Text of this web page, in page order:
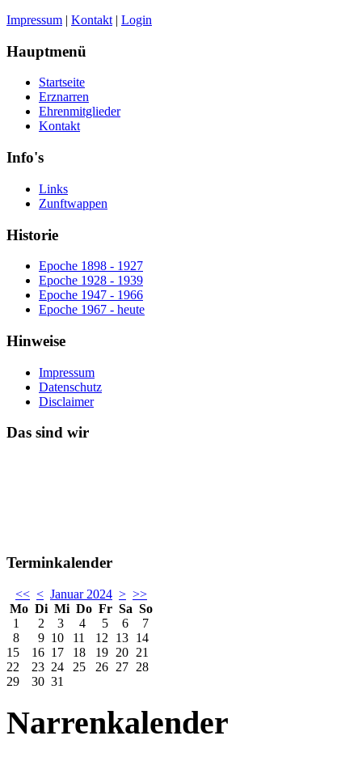
Impressum | Kontakt | Login
Hauptmenü
Startseite
Erznarren
Ehrenmitglieder
Kontakt
Info's
Links
Zunftwappen
Historie
Epoche 1898 - 1927
Epoche 1928 - 1939
Epoche 1947 - 1966
Epoche 1967 - heute
Hinweise
Impressum
Datenschutz
Disclaimer
Das sind wir
Terminkalender
<< < Januar 2024 > >>
Mo Di Mi Do Fr Sa So
1
2 3 4 5 6
7
8
9 10 11 12 13 14
15
16 17 18 19 20 21
22
23 24 25 26 27 28
29
30 31
Narrenkalender